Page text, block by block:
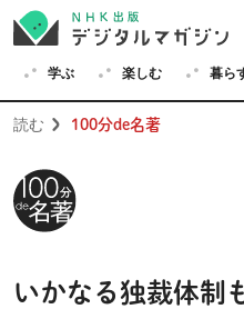
学ぶ 楽しむ 暮ら
ドイツ
読む 100分de名著
いかなる独裁体制